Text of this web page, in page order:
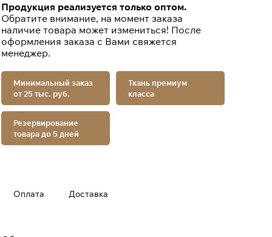
Продукция реализуется только оптом.
Обратите внимание, на момент заказа
наличие товара может измениться! После
оформления заказа с Вами свяжется
менеджер.
Минимальный заказ
от 25 тыс. руб.
Ткань премиум
класса
Резервирование
товара до 5 дней
Оплата Доставка